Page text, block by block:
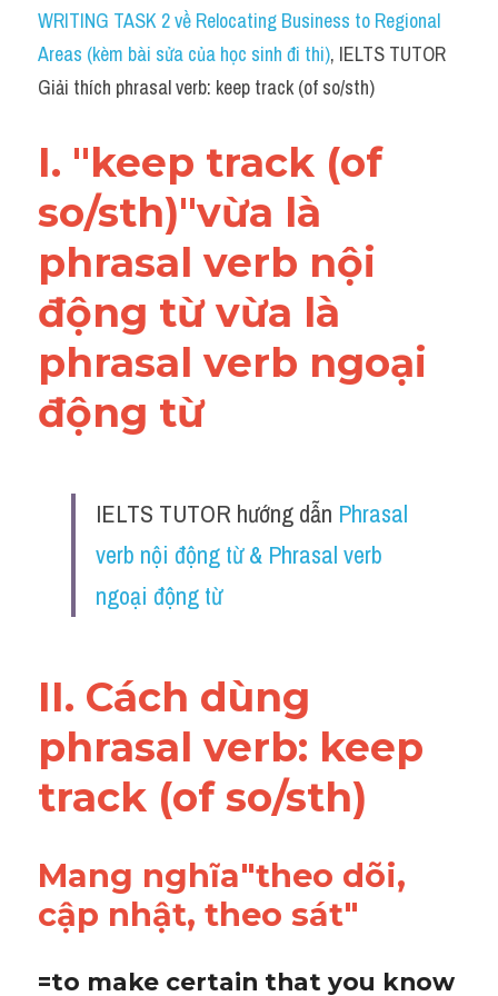
Idiom
Grammar
Word form
Cách dùng từ
Phân biệt từ
Đề thi thật Task 2
Speaking
Writing
Vocabulary
WRITING TASK 2 về Relocating Business to Regional
Areas (kèm bài sửa của học sinh đi thi), IELTS TUTOR
Giải thích phrasal verb: keep track (of so/sth)
I. "keep track (of
so/sth)"vừa là
phrasal verb nội
động từ vừa là
phrasal verb ngoại
động từ
IELTS TUTOR hướng dẫn Phrasal
verb nội động từ & Phrasal verb
ngoại động từ
II. Cách dùng
phrasal verb: keep
track (of so/sth)
Mang nghĩa"theo dõi,
cập nhật, theo sát"
=to make certain that you know